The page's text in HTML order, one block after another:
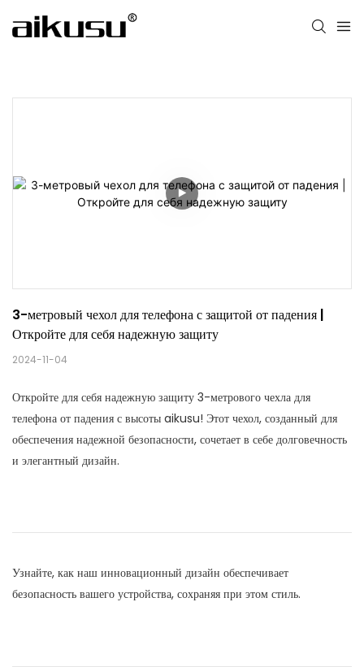
3-метровый чехол для телефона с защитой от падения |
Откройте для себя надежную защиту
2024-11-04
Откройте для себя надежную защиту 3-метрового чехла для
телефона от падения с высоты aikusu! Этот чехол, созданный для
обеспечения надежной безопасности, сочетает в себе долговечность
и элегантный дизайн.
Узнайте, как наш инновационный дизайн обеспечивает
безопасность вашего устройства, сохраняя при этом стиль.